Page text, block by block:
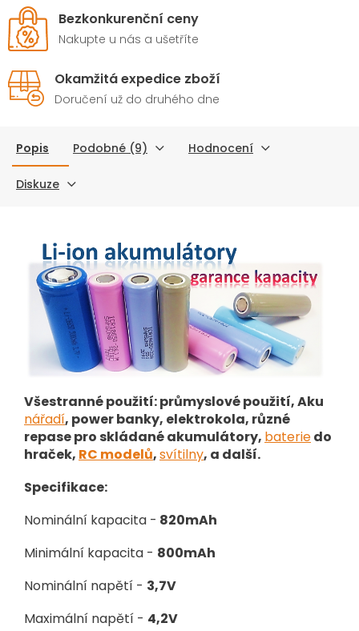
Bezkonkurenční ceny
Nakupte u nás a ušetříte
Okamžitá expedice zboží
Doručení už do druhého dne
Popis Podobné (9) Hodnocení
Diskuze
Všestranné použití: průmyslové použití, Aku
nářadí, power banky, elektrokola, různé
repase pro skládané akumulátory, bateriedo
hraček, RC modelů,svítilny, a další.
Specifikace:
Nominální kapacita - 820mAh
Minimální kapacita - 800mAh
Nominální napětí - 3,7V
Maximální napětí - 4,2V